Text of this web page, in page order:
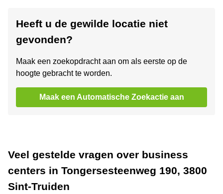
Heeft u de gewilde locatie niet
gevonden?
Maak een zoekopdracht aan om als eerste op de
hoogte gebracht te worden.
Maak een Automatische Zoekactie aan
Veel gestelde vragen over business
centers in Tongersesteenweg 190, 3800
Sint-Truiden